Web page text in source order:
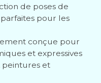
de poses de
pour les
conçue pour
et expressives
peintures et